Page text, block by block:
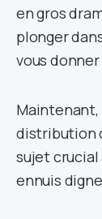
en gros
plonger
vous
Maintenant,
distribution
sujet crucial
ennuis